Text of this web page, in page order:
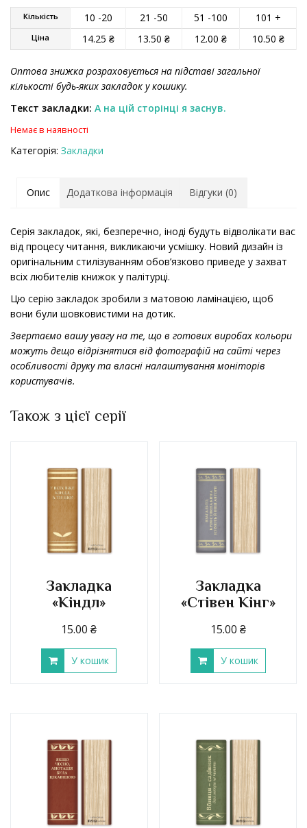
Кількість 10 -20 21 -50 51 -100 101 +
Ціна 14.25 ₴ 13.50 ₴ 12.00 ₴ 10.50 ₴
Оптова знижка розраховується на підставі загальної
кількості будь-яких закладок у кошику.
Текст закладки: А на цій сторінці я заснув.
Немає в наявності
Категорія: Закладки
Опис Додаткова інформація Відгуки (0)
Серія закладок, які, безперечно, іноді будуть відволікати вас
від процесу читання, викликаючи усмішку. Новий дизайн із
оригінальним стилізуванням обов’язково приведе у захват
всіх любителів книжок у палітурці.
Цю серію закладок зробили з матовою ламінацією, щоб
вони були шовковистими на дотик.
Звертаємо вашу увагу на те, що в готових виробах кольори
можуть дещо відрізнятися від фотографій на сайті через
особливості друку та власні налаштування моніторів
користувачів.
Також з цієї серії
Закладка
«Кіндл»
15.00₴
У кошик
Закладка
«Стівен Кінг»
15.00 ₴
У кошик